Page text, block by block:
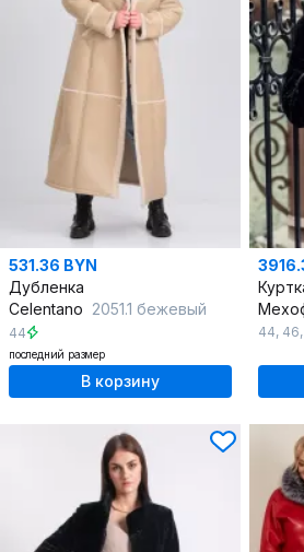
531.36 BYN
Дубленка
Celentano 2051.1 бежевый
44
последний размер
В корзину
44, 46,